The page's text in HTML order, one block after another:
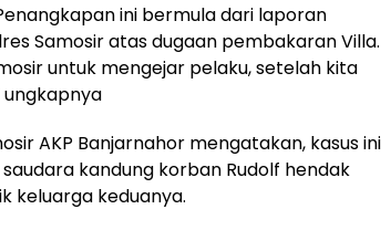
ini bermula dari laporan
Samosir atas dugaan pembakaran Villa.
untuk mengejar pelaku, setelah kita
ungkapnya
AKP Banjarnahor mengatakan, kasus ini
kandung korban Rudolf hendak
keluarga keduanya.